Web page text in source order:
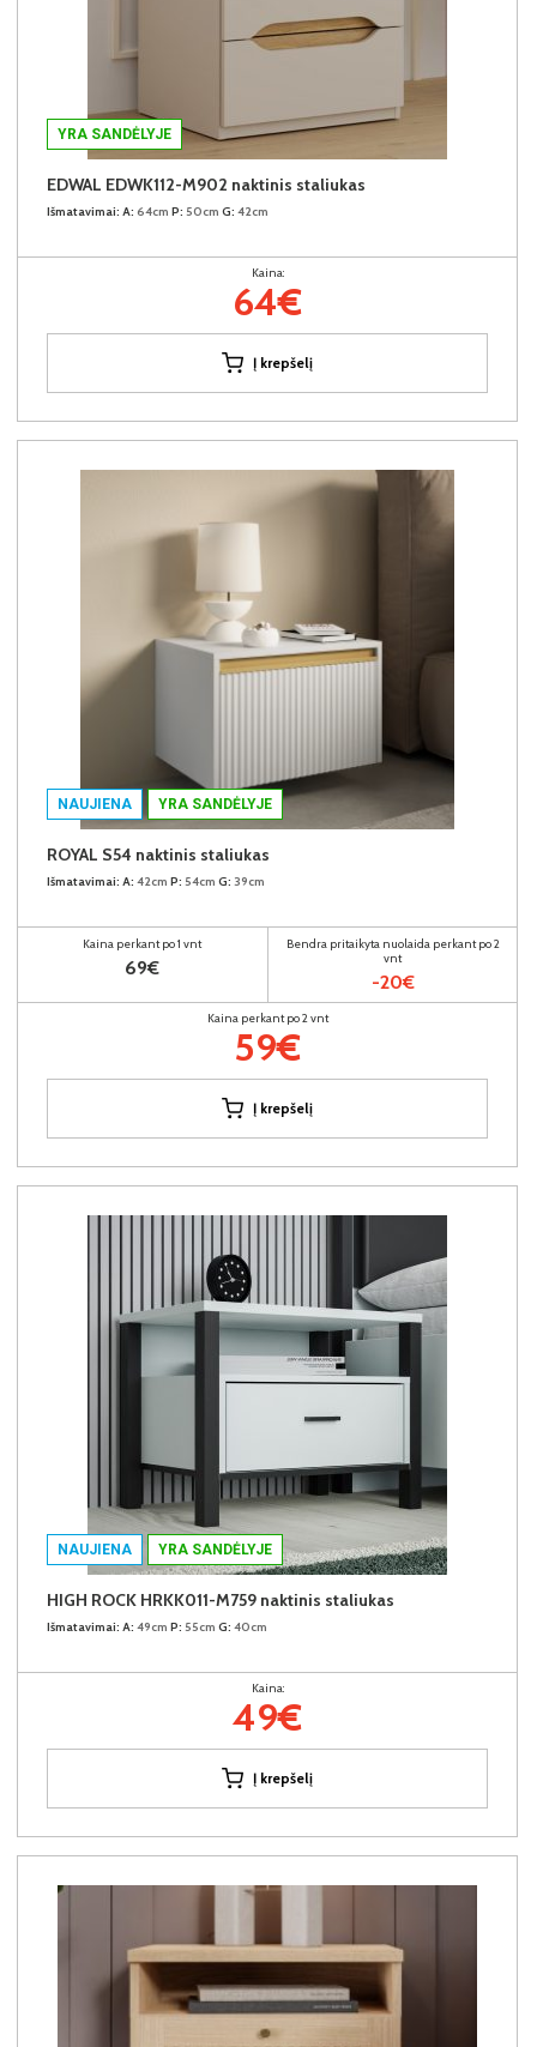
YRA SANDĖLYJE
EDWAL EDWK112-M902 naktinis staliukas
Išmatavimai: A: 64cm P: 50cm G: 42cm
Kaina:
64€
Į krepšelį
NAUJIENA YRA SANDĖLYJE
ROYAL S54 naktinis staliukas
Išmatavimai: A: 42cm P: 54cm G: 39cm
Kaina perkant po 1 vnt
69€
Bendra pritaikyta nuolaida perkant po 2
vnt
-20€
Kaina perkant po 2 vnt
59€
Į krepšelį
NAUJIENA YRA SANDĖLYJE
HIGH ROCK HRKK011-M759 naktinis staliukas
Išmatavimai: A: 49cm P: 55cm G: 40cm
Kaina:
49€
Į krepšelį